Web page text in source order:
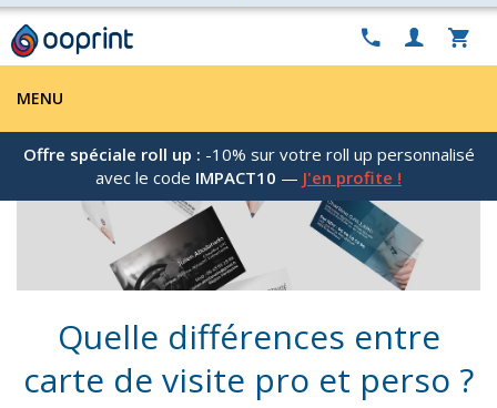
MENU
Offre spéciale roll up : -10% sur votre roll up personnalisé
avec le code IMPACT10 — J'en profite !
Quelle différences entre
carte de visite pro et perso ?